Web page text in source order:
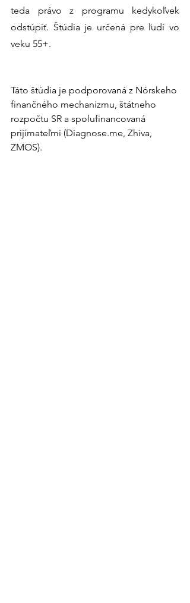
teda právo z programu kedykoľvek
odstúpiť. Štúdia je určená pre ľudí vo
veku 55+.
Táto štúdia je podporovaná z Nórskeho
finančného mechanizmu, štátneho
rozpočtu SR a spolufinancovaná
prijímateľmi (Diagnose.me, Zhiva,
ZMOS).